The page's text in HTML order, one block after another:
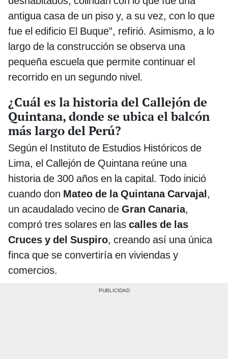
antigua casa de un piso y, a su vez, con lo que
fue el edificio El Buque”, refirió. Asimismo, a lo
largo de la construcción se observa una
pequeña escuela que permite continuar el
recorrido en un segundo nivel.
¿Cuál es la historia del Callejón de
Quintana, donde se ubica el balcón
más largo del Perú?
Según el Instituto de Estudios Históricos de
Lima, el Callejón de Quintana reúne una
historia de 300 años en la capital. Todo inició
cuando don Mateo de la Quintana Carvajal,
un acaudalado vecino de Gran Canaria,
compró tres solares en las calles de las
Cruces y del Suspiro, creando así una única
finca que se convertiría en viviendas y
comercios.